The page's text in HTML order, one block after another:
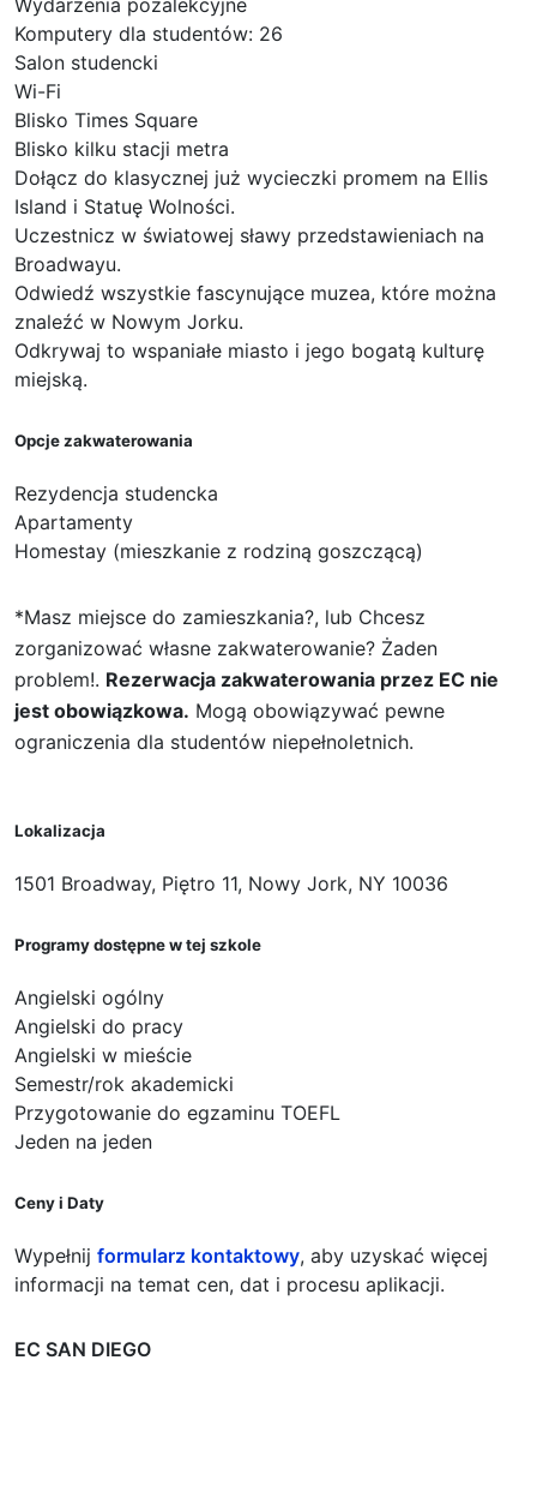
Komputery dla studentów: 26
Salon studencki
Wi-Fi
Blisko Times Square
Blisko kilku stacji metra
Dołącz do klasycznej już wycieczki promem na Ellis
Island i Statuę Wolności.
Uczestnicz w światowej sławy przedstawieniach na
Broadwayu.
Odwiedź wszystkie fascynujące muzea, które można
znaleźć w Nowym Jorku.
Odkrywaj to wspaniałe miasto i jego bogatą kulturę
miejską.
Opcje zakwaterowania
Rezydencja studencka
Apartamenty
Homestay (mieszkanie z rodziną goszczącą)
*Masz miejsce do zamieszkania?, lub Chcesz
zorganizować własne zakwaterowanie? Żaden
problem!. Rezerwacja zakwaterowania przez EC nie
jest obowiązkowa. Mogą obowiązywać pewne
ograniczenia dla studentów niepełnoletnich.
Lokalizacja
1501 Broadway, Piętro 11, Nowy Jork, NY 10036
Programy dostępne w tej szkole
Angielski ogólny
Angielski do pracy
Angielski w mieście
Semestr/rok akademicki
Przygotowanie do egzaminu TOEFL
Jeden na jeden
Ceny i Daty
Wypełnij formularz kontaktowy, aby uzyskać więcej
informacji na temat cen, dat i procesu aplikacji.
EC SAN DIEGO